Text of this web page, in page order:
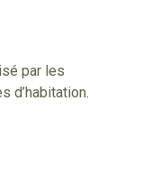
par les
d’habitation.